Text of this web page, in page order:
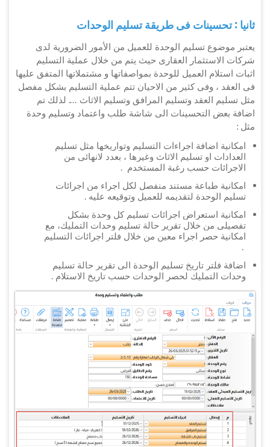
ثانيا : تحسينات فى طريقة تسليم الوحدات
يعتبر موضوع تسليم الوحدة للعميل من الأمور الضرورية لدى
شركات الاستثمار العقارى حيث يتم من خلال عملية التسليم
اثبات استلام العميل للوحدة بمواصفاتها و مشتملاتها المتفق عليها
فى العقد ، وفى كثير من الاحيان تتم عملية التسليم بشكل مفصل
مثل تسليم العقد وتسليم المرافق وتسليم الاثاث .... لذلك تم
اضافة بعض التحسينات الى شاشة طلب واعتماد وتسليم وحدة
مثل :
امكانية اضافة اجراءات التسليم وتواريخها مثل تسليم
العدادات او تسليم الاثاث وغيرها ، بعدد لانهائى من
الاجرائات حسب رغبة المستخدم .
امكانية طباعة مستند منفصل لكل اجراء من اجرائات
تسليم الوحدة لتقديمه للعميل وتوقيعه عليه .
امكانية استعراض اجرائات تسليم كل وحدة بشكل
تفصيلى من خلال تقرير حالة تسليم وحدات التمليك، مع
امكانية حصر اجراء معين من خلال فلتر اجرائات التسليم
.
اضافة فلتر تاريخ تسليم الوحدة الى تقرير حالة تسليم
وحدات التمليك لحصر الوحدات حسب تاريخ الاستلام .